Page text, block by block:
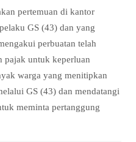
pertemuan di kantor
GS (43) dan yang
perbuatan telah
pajak untuk keperluan
warga yang menitipkan
GS (43) dan mendatangi
meminta pertanggung